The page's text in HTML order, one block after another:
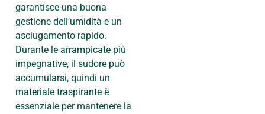
garantisce una buona
gestione dell’umidità e un
asciugamento rapido.
Durante le arrampicate più
impegnative, il sudore può
accumularsi, quindi un
materiale traspirante è
essenziale per mantenere la